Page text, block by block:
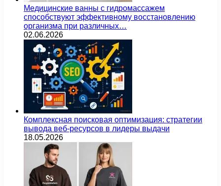
Медицинские ванны с гидромассажем
способствуют эффективному восстановлению
организма при различных…
02.06.2026
Комплексная поисковая оптимизация: стратегии
вывода веб-ресурсов в лидеры выдачи
18.05.2026